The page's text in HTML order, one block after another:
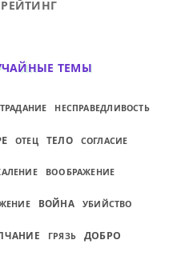
РЕЙТИНГ
ТЕМЫ
НЕСПРАВЕДЛИВОСТЬ
ОТЕЦ ТЕЛО СОГЛАСИЕ
ВООБРАЖЕНИЕ
ВОЙНА УБИЙСТВО
ГРЯЗЬ ДОБРО